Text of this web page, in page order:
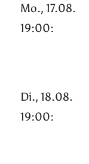
Mo., 17.08.
19:00:
Di., 18.08.
19:00: